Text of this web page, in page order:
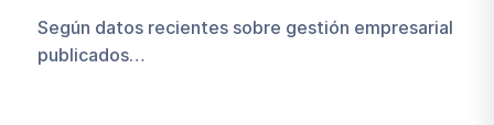
Según datos recientes sobre gestión empresarial
publicados…